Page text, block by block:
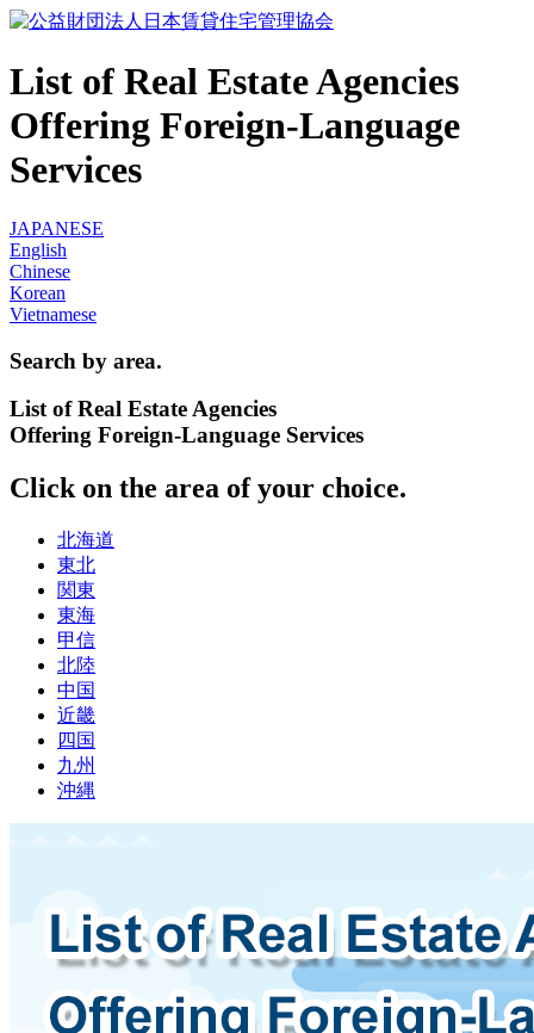
List of Real Estate Agencies
Offering Foreign-Language
Services
JAPANESE
English
Chinese
Korean
Vietnamese
Search by area.
List of Real Estate Agencies
Offering Foreign-Language Services
Click on the area of your choice.
北海道
東北
関東
東海
甲信
北陸
中国
近畿
四国
九州
沖縄